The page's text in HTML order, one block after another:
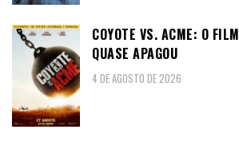
COYOTE VS. ACME: O
QUASE APAGOU
4 DE AGOSTO DE 2026